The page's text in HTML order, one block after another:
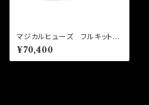
マジカルヒューズ フルキット
GRカローラ DAT GZEA14
H MFTF727 64個
¥70,400